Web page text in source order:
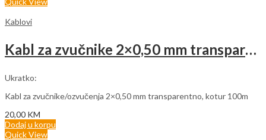
Kablovi
Kabl za zvučnike 2×0,50 mm transparentno (rolna 100m)
Ukratko:
Kabl za zvučnike/ozvučenja 2×0,50 mm transparentno, kotur 100m
20,00 KM
Dodaj u korpu
Quick View